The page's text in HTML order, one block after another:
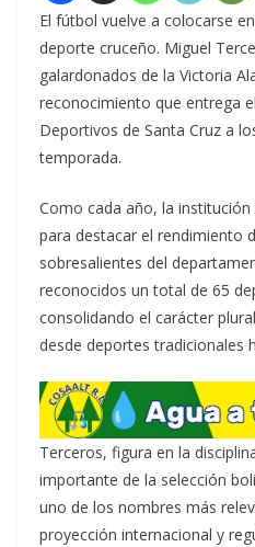
El fútbol vuelve a colocarse
deporte cruceño. Miguel
galardonados de la Victoria
reconocimiento que entrega
Deportivos de Santa Cruz a
temporada.
Como cada año, la
para destacar el rendimiento
sobresalientes del
reconocidos un total de 65
consolidando el carácter
desde deportes tradicionales
Terceros, figura en la
importante de la selección
uno de los nombres más
proyección internacional y